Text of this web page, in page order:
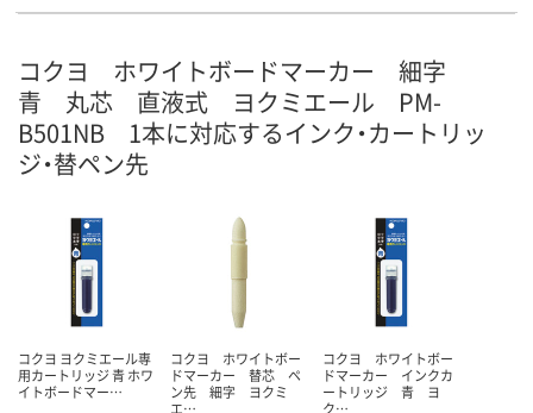
コクヨ ホワイトボードマーカー 細字
青 丸芯 直液式 ヨクミエール PM-
B501NB 1本に対応するインク・カートリッ
ジ・替ペン先
コクヨ ヨクミエール専
用カートリッジ 青 ホワ
イトボードマー…
コクヨ ホワイトボー
ドマーカー 替芯 ペ
ン先 細字 ヨクミ
エ…
コクヨ ホワイトボー
ドマーカー インクカ
ートリッジ 青 ヨ
ク…